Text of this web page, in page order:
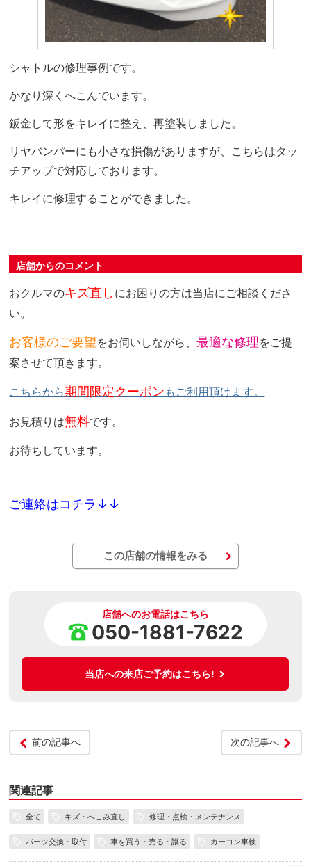
シャトルの修理事例です。
かなり深くへこんでいます。
鈑金して形をキレイに整え、再塗装しました。
リヤバンパーにも小さな損傷がありますが、こちらはタッ
チアップで対応しております。
キレイに修理することができました。
店舗からのコメント
おクルマのキズ直し にお困りの方は当店にご相談くださ
い。
お客様のご要望をお伺いしながら、最適な修理をご提
案させて頂きます。
こちらから期間限定クーポン もご利用頂けます。
お見積りは無料です。
お待ちしています。
ご連絡はコチラ↓↓
この店舗の情報をみる
店舗へのお電話はこちら
050-1881-7622
当店への来店ご予約はこちら!
前の記事へ 次の記事へ
関連記事
全て キズ・へこみ直し 修理・点検・メンテナンス
パーツ交換・取付 車を買う・売る・譲る カーコン車検